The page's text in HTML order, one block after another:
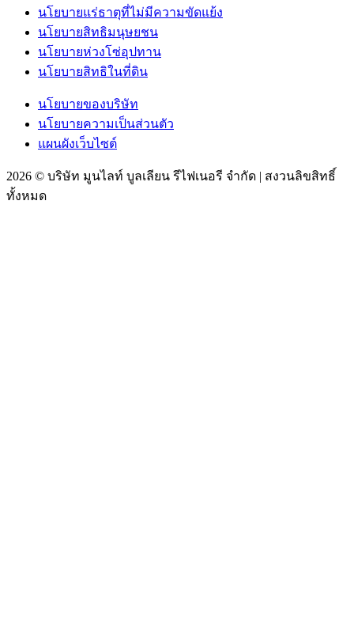
นโยบายแร่ธาตุที่ไม่มีความขัดแย้ง
นโยบายสิทธิมนุษยชน
นโยบายห่วงโซ่อุปทาน
นโยบายสิทธิในที่ดิน
นโยบายของบริษัท
นโยบายความเป็นส่วนตัว
แผนผังเว็บไซต์
2026 © บริษัท มูนไลท์ บูลเลียน รีไฟเนอรี จำกัด | สงวนลิขสิทธิ์
ทั้งหมด